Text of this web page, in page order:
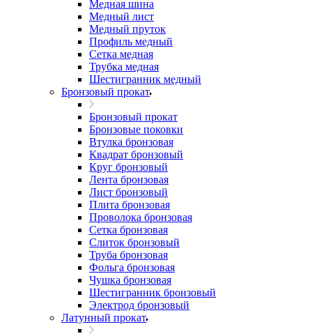
Медная шина
Медный лист
Медный пруток
Профиль медный
Сетка медная
Трубка медная
Шестигранник медный
Бронзовый прокат
Бронзовый прокат
Бронзовые поковки
Втулка бронзовая
Квадрат бронзовый
Круг бронзовый
Лента бронзовая
Лист бронзовый
Плита бронзовая
Проволока бронзовая
Сетка бронзовая
Слиток бронзовый
Труба бронзовая
Фольга бронзовая
Чушка бронзовая
Шестигранник бронзовый
Электрод бронзовый
Латунный прокат